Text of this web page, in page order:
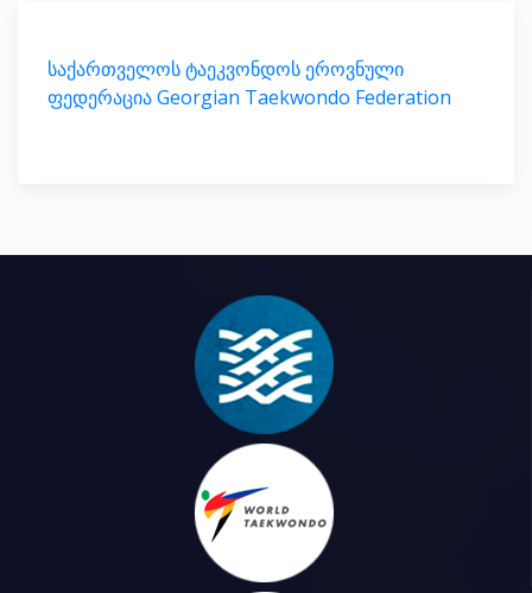
საქართველოს ტაეკვონდოს ეროვნული
ფედერაცია Georgian Taekwondo Federation